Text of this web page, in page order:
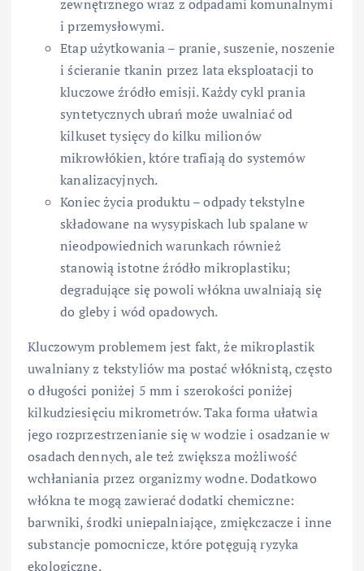
zewnętrznego wraz z odpadami komunalnymi
i przemysłowymi.
Etap użytkowania – pranie, suszenie, noszenie
i ścieranie tkanin przez lata eksploatacji to
kluczowe źródło emisji. Każdy cykl prania
syntetycznych ubrań może uwalniać od
kilkuset tysięcy do kilku milionów
mikrowłókien, które trafiają do systemów
kanalizacyjnych.
Koniec życia produktu – odpady tekstylne
składowane na wysypiskach lub spalane w
nieodpowiednich warunkach również
stanowią istotne źródło mikroplastiku;
degradujące się powoli włókna uwalniają się
do gleby i wód opadowych.
Kluczowym problemem jest fakt, że mikroplastik
uwalniany z tekstyliów ma postać włóknistą, często
o długości poniżej 5 mm i szerokości poniżej
kilkudziesięciu mikrometrów. Taka forma ułatwia
jego rozprzestrzenianie się w wodzie i osadzanie w
osadach dennych, ale też zwiększa możliwość
wchłaniania przez organizmy wodne. Dodatkowo
włókna te mogą zawierać dodatki chemiczne:
barwniki, środki uniepalniające, zmiękczacze i inne
substancje pomocnicze, które potęgują ryzyka
ekologiczne.